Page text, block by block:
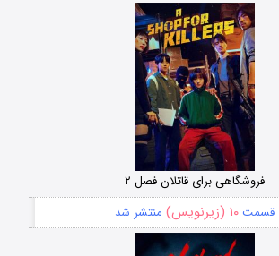
فروشگاهی برای قاتلان فصل ۲
قسمت۱۰ (زیرنویس) منتشر شد